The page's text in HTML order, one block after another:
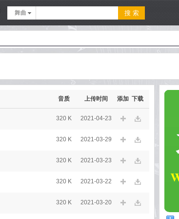
舞曲
音质 上传时间 添加 下载
320 K 2021-04-23
320 K 2021-03-29
320 K 2021-03-23
320 K 2021-03-22
320 K 2021-03-20